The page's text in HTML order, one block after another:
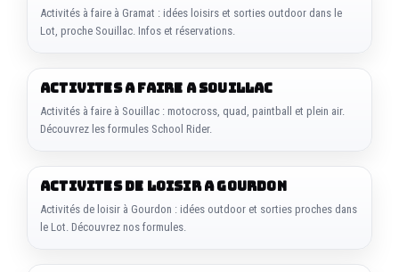
Activités à faire à Gramat : idées loisirs et sorties outdoor dans le
Lot, proche Souillac. Infos et réservations.
ACTIVITES A FAIRE A SOUILLAC
Activités à faire à Souillac : motocross, quad, paintball et plein air.
Découvrez les formules School Rider.
ACTIVITES DE LOISIR A GOURDON
Activités de loisir à Gourdon : idées outdoor et sorties proches dans
le Lot. Découvrez nos formules.